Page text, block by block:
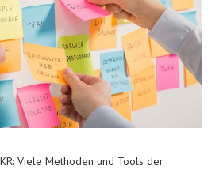
VON DER IDEE ZUR GELEBTEN
Viele Methoden und Tools der